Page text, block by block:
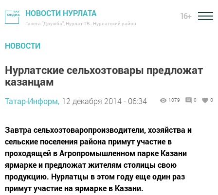
НОВОСТИ НУРЛАТА
Газета "Дружба", Нурлат ТВ - Нурлатский район
16+
НОВОСТИ
Нурлатские сельхозтовары предложат
казанцам
Татар-Информ, 12 декабря 2014 - 06:34 1079 0 0
Завтра сельхозтоваропроизводители, хозяйства и
сельские поселения района примут участие в
проходящей в Агропромышленном парке Казани
ярмарке и предложат жителям столицы свою
продукцию. Нурлатцы в этом году еще один раз
примут участие на ярмарке в Казани.